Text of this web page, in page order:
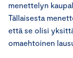
menettelyn
Tällaisesta
että se olisi
omaehtoinen